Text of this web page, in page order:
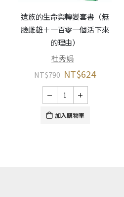
遺族的生命與轉變套書（無
臉雌雄＋一百零一個活下來
的理由）
杜秀娟
NT$790 NT$624
加入購物車